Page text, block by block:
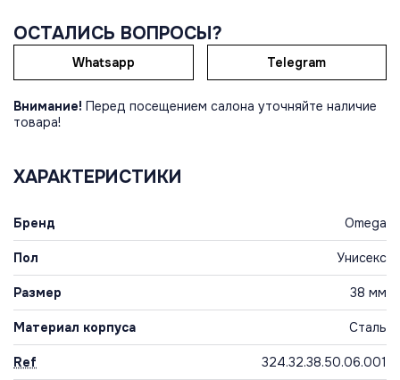
ОСТАЛИСЬ ВОПРОСЫ?
Whatsapp Telegram
Внимание! Перед посещением салона уточняйте наличие
товара!
ХАРАКТЕРИСТИКИ
Бренд Omega
Пол Унисекс
Размер 38 мм
Материал корпуса Сталь
Ref 324.32.38.50.06.001